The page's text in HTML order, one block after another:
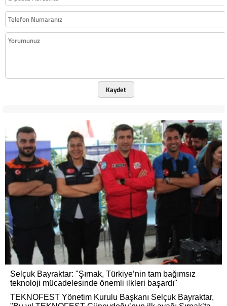
Kaydet
Selçuk Bayraktar: "Şırnak, Türkiye’nin tam bağımsız
teknoloji mücadelesinde önemli ilkleri başardı"
TEKNOFEST Yönetim Kurulu Başkanı Selçuk Bayraktar,